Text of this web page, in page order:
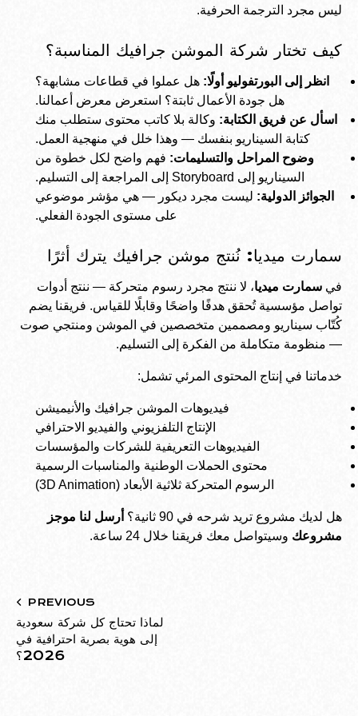
ليس مجرد الترجمة الحرفية.
كيف تختار شركة الموشن جرافيك المناسبة؟
انظر إلى البورتفوليو أولًا: هل عملوا في قطاعات مشابهة؟
هل جودة الأعمال ثابتة؟ استعرض معرض أعمالنا.
اسأل عن فريق الكتابة: وكالة بلا كاتب محتوى ستطلب منك
كتابة السيناريو بنفسك — وهذا خلل في منهجية العمل.
وضوح المراحل والتسليمات: فهم واضح لكل خطوة من
السيناريو إلى Storyboard إلى المراجعة إلى التسليم.
الجوائز الدولية: ليست مجرد ديكور — هي مؤشر موضوعي
على مستوى الجودة الفعلي.
سمارت ميديا: نُنتج موشن جرافيك يترك أثرًا
في سمارت ميديا، لا ننتج مجرد رسوم متحركة — ننتج أدوات
تواصل مؤسسية تُحقق هدفًا واضحًا وقابلًا للقياس. فريقنا يضم
كُتّاب سيناريو ومصممين متخصصين في الموشن ومنتجي صوت
— منظومة متكاملة من الفكرة إلى التسليم.
خدماتنا في إنتاج المحتوى المرئي تشمل:
فيديوهات الموشن جرافيك والأنيميشن
الإنتاج التلفزيوني والفيديو الاحترافي
الفيديوهات التعريفية للشركات والمؤسسات
محتوى الحملات الوطنية والمناسبات الرسمية
الرسوم المتحركة ثلاثية الأبعاد (3D Animation)
هل لديك مشروع تريد شرحه في 90 ثانية؟
أرسل لنا موجز
مشروعك وسيتواصل معك فريقنا خلال 24 ساعة.
PREVIOUS
لماذا تحتاج كل شركة سعودية
إلى هوية بصرية احترافية في
2026؟